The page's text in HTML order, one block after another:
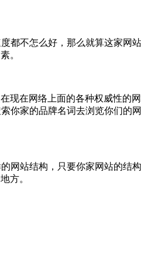
不怎么好，那么就算这家网
素。
现在网络上面的各种权威性的
家的品牌名词去浏览你们的
网站结构，只要你家网站的
方。